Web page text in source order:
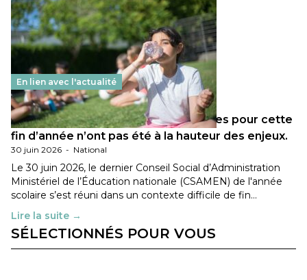
En lien avec l'actualité
Les décisions ministérielles attendues pour cette
fin d’année n’ont pas été à la hauteur des enjeux.
30 juin 2026 - National
Le 30 juin 2026, le dernier Conseil Social d’Administration
Ministériel de l’Éducation nationale (CSAMEN) de l'année
scolaire s’est réuni dans un contexte difficile de fin…
Lire la suite →
SÉLECTIONNÉS POUR VOUS